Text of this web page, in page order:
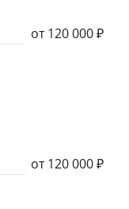
от 120 000 ₽
от 120 000 ₽